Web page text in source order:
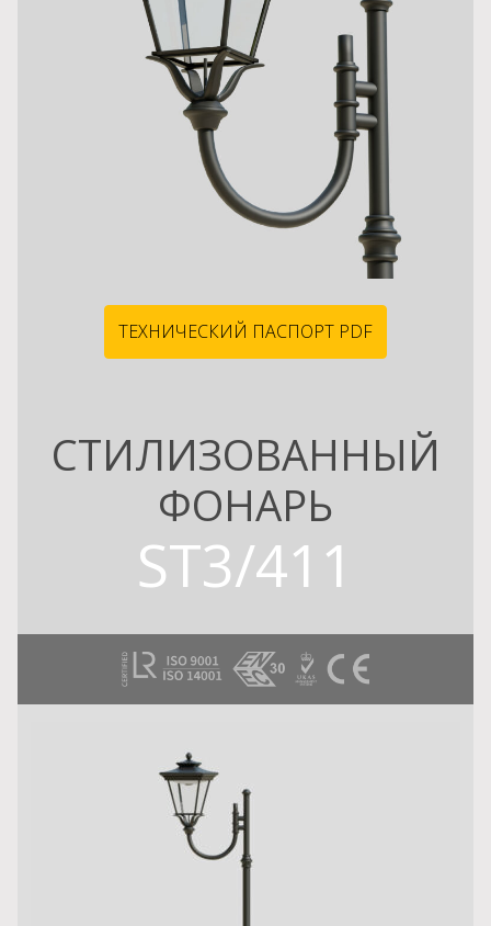
ТЕХНИЧЕСКИЙ ПАСПОРТ PDF
СТИЛИЗОВАННЫЙ
ФОНАРЬ
ST3/411